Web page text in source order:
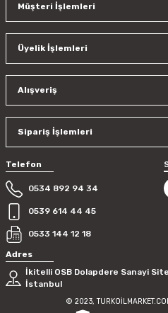
Müşteri İşlemleri
Üyelik İşlemleri
Alışveriş
Sipariş İşlemleri
Telefon
0534 892 94 34
0539 614 44 45
0533 144 12 18
Adres
İkitelli OSB Dolapdere Sanayi
İstanbul
© 2023,